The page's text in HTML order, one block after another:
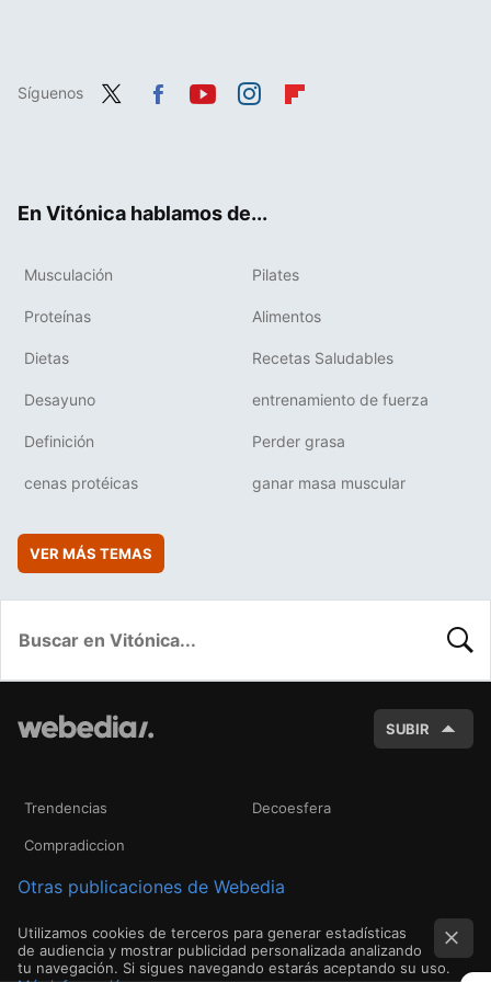
Síguenos
En Vitónica hablamos de...
Musculación Pilates
Proteínas Alimentos
Dietas Recetas Saludables
Desayuno entrenamiento de fuerza
Definición Perder grasa
cenas protéicas ganar masa muscular
VER MÁS TEMAS
SUBIR
Trendencias Decoesfera
Compradiccion
Otras publicaciones de Webedia
Utilizamos cookies de terceros para generar estadísticas
de audiencia y mostrar publicidad personalizada analizando
tu navegación. Si sigues navegando estarás aceptando su uso.